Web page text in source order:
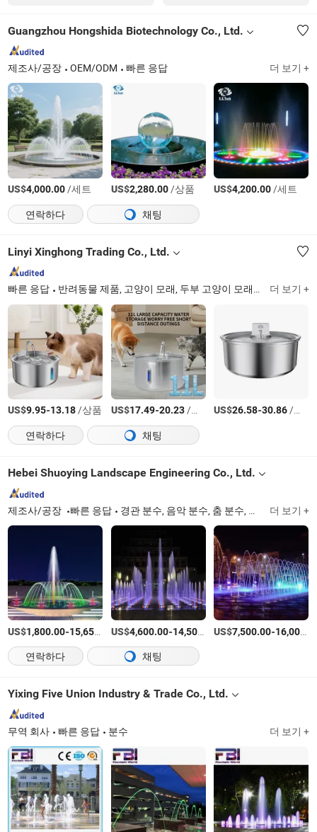
Guangzhou Hongshida Biotechnology Co., Ltd.
제조사/공장 OEM/ODM 빠른 응답 더 보기 +
US$4,000.00/세트 US$2,280.00/상품 US$4,200.00/세트
연락하다
채팅
Linyi Xinghong Trading Co., Ltd.
빠른 응답 반려동물 제품, 고양이 모래, 두부 고양이 모래, 벤토나이트 고양이 모래, 혼합 고양이 모래, 고양이 화장실, 반려동물 소변 패드, 반려동물 기저귀, 반려동물 청소 제품, 반려동물 용품 더 보기 +
US$9.95-13.18/상품 US$17.49-20.23/상품 US$26.58-30.86/상품
연락하다
채팅
Hebei Shuoying Landscape Engineering Co., Ltd.
제조사/공장 빠른 응답 경관 분수, 음악 분수, 춤 분수, 대형 떠 있는 분수, 정원 분수, 안뜰 분수, 물 커튼 분수, 떠 있는 분수 더 보기 +
US$1,800.00-15,650.00 /세트
US$4,600.00-14,500.00 /세트
US$7,500.00-16,000.00
연락하다 채팅
Yixing Five Union Industry & Trade Co., Ltd.
무역 회사 빠른 응답 분수 더 보기 +